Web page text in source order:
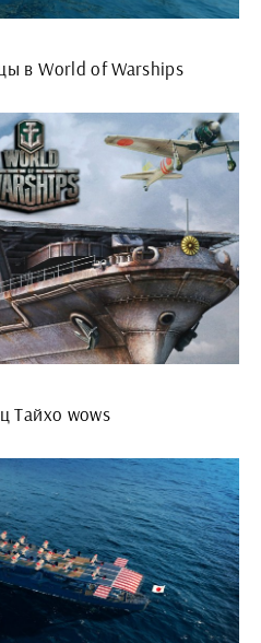
в World of Warships
Тайхо wows